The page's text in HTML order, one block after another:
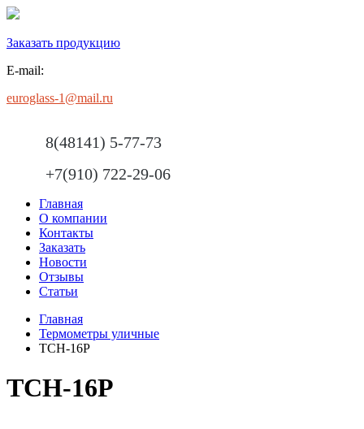
Заказать продукцию
E-mail:
euroglass-1@mail.ru
8(48141) 5-77-73
+7(910) 722-29-06
Главная
О компании
Контакты
Заказать
Новости
Отзывы
Статьи
Главная
Термометры уличные
ТСН-16Р
ТСН-16Р